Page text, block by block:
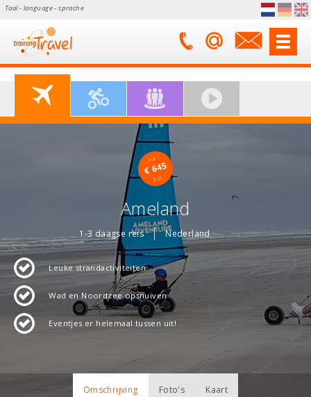
Taal - language - sprache
v.a.
€ 645
p.p.
Ameland
1-3 daagse reis Nederland
Leuke strandactiviteiten
Wad en Noordzee opsnuiven
Eventjes er helemaal tussen uit!
Omschrijving Foto's Kaart